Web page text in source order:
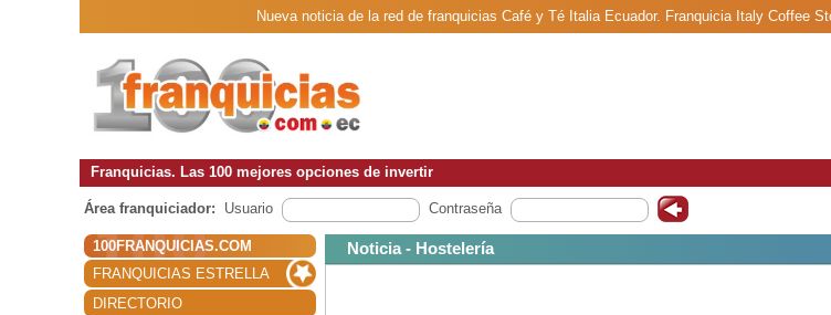
Nueva noticia de la red de franquicias Café y Té Italia Ecuador. Franquicia Italy Coffee
Franquicias. Las 100 mejores opciones de invertir
Área franquiciador: Usuario Contraseña
100FRANQUICIAS.COM
FRANQUICIAS ESTRELLA
DIRECTORIO
Noticia - Hostelería